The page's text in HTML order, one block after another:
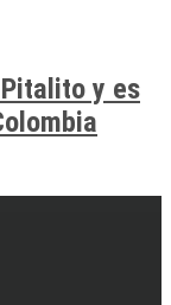
y es